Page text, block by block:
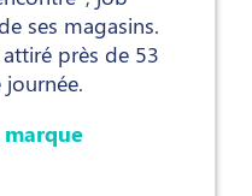
ses magasins.
près de 53